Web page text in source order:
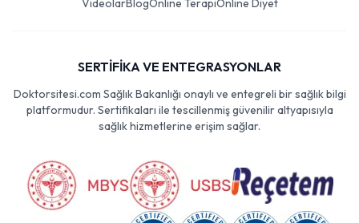
VideolarBlogOnline TerapiOnline Diyet
SERTİFİKA VE ENTEGRASYONLAR
Doktorsitesi.com Sağlık Bakanlığı onaylı ve entegreli bir sağlık bilgi
platformudur. Sertifikaları ile tescillenmiş güvenilir altyapısıyla
sağlık hizmetlerine erişim sağlar.